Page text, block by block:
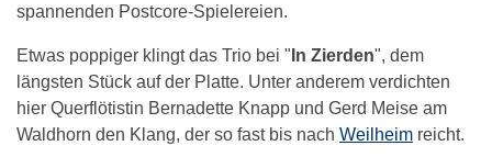
spannenden Postcore-Spielereien.
Etwas poppiger klingt das Trio bei " In Zierden", dem
längsten Stück auf der Platte. Unter anderem verdichten
hier Querflötistin Bernadette Knapp und Gerd Meise am
Waldhorn den Klang, der so fast bis nach Weilheim reicht.